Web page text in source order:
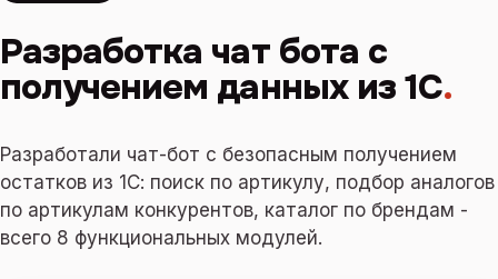
Разработка чат бота с
получением данных из 1С.
Разработали чат-бот с безопасным получением
остатков из 1С: поиск по артикулу, подбор аналогов
по артикулам конкурентов, каталог по брендам -
всего 8 функциональных модулей.